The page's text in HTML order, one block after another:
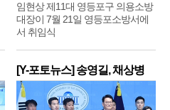
임현상 제11대 영등포구 의용소방
대장이 7월 21일 영등포소방서에
서 취임식
[Y-포토뉴스] 송영길, 채상병
순